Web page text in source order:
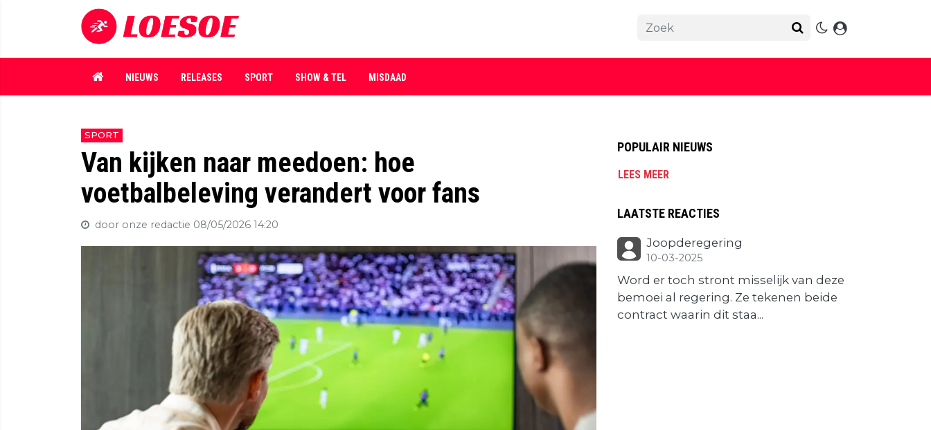
NIEUWS RELEASES SPORT SHOW & TEL MISDAAD
SPORT
Van kijken naar meedoen: hoe
voetbalbeleving verandert voor fans
door onze redactie 08/05/2026 14:20
POPULAIR NIEUWS
LEES MEER
LAATSTE REACTIES
Joopderegering
10-03-2025
Word er toch stront misselijk van deze
bemoei al regering. Ze tekenen beide
contract waarin dit staa...